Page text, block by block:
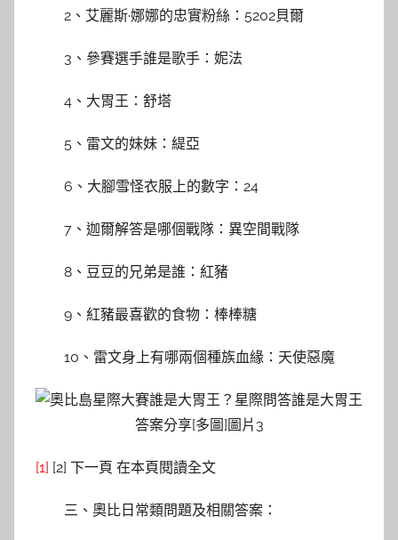
2、艾麗斯·娜娜的忠實粉絲：5202貝爾
3、參賽選手誰是歌手：妮法
4、大胃王：舒塔
5、雷文的妹妹：緹亞
6、大腳雪怪衣服上的數字：24
7、迦爾解答是哪個戰隊：異空間戰隊
8、豆豆的兄弟是誰：紅豬
9、紅豬最喜歡的食物：棒棒糖
10、雷文身上有哪兩個種族血緣：天使惡魔
[1] [2] 下一頁 在本頁閱讀全文
三、奧比日常類問題及相關答案：